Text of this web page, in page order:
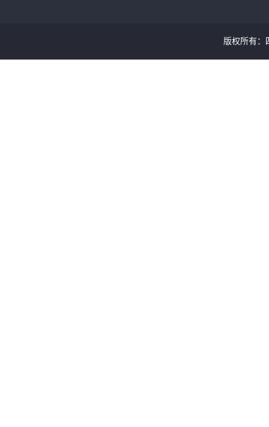
版权所有：